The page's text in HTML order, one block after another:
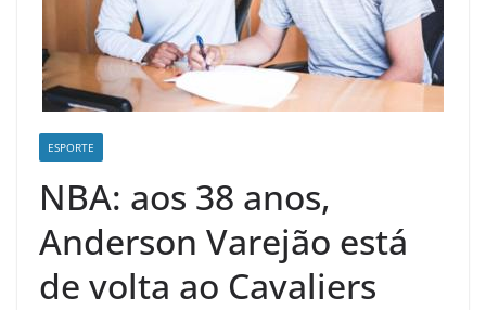
ESPORTE
NBA: aos 38 anos,
Anderson Varejão está
de volta ao Cavaliers